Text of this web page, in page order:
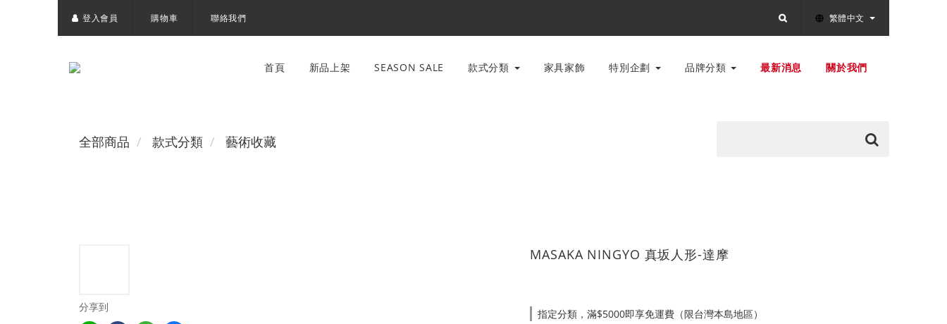
登入會員 購物車 聯絡我們 繁體中文
首頁 新品上架 SEASON SALE 款式分類 家具家飾 特別企劃 品牌分類 最新消息 關於我們
全部商品 款式分類 藝術收藏
分享到
MASAKA NINGYO 真坂人形-達摩
指定分類，滿$5000即享免運費（限台灣本島地區）